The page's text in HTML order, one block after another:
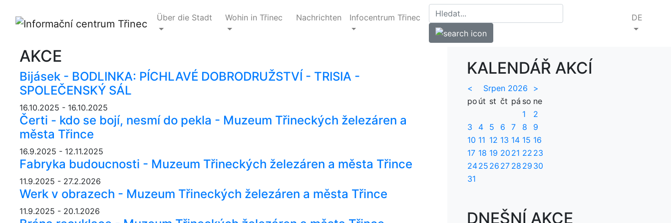
Über die Stadt Wohin in Třinec Nachrichten Infocentrum Třinec DE
AKCE
Bijásek - BODLINKA: PÍCHLAVÉ DOBRODRUŽSTVÍ - TRISIA -
SPOLEČENSKÝ SÁL
16.10.2025 - 16.10.2025
Čerti - kdo se bojí, nesmí do pekla - Muzeum Třineckých železáren a
města Třince
16.9.2025 - 12.11.2025
Fabryka budoucnosti - Muzeum Třineckých železáren a města Třince
11.9.2025 - 27.2.2026
Werk v obrazech - Muzeum Třineckých železáren a města Třince
11.9.2025 - 20.1.2026
KALENDÁŘ AKCÍ
< Srpen 2026
>
po út st čt pá so ne
1
2
3
4 5 6 7 8
9
10 11 12 13 14 15 16
17 18 19 20 21 22 23
2425 26 27 28 29 30
31
DNEŠNÍ AKCE